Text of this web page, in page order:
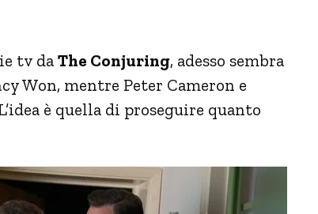
tv daThe Conjuring, adesso sembra
Won, mentre Peter Cameron e
è quella di proseguire quanto